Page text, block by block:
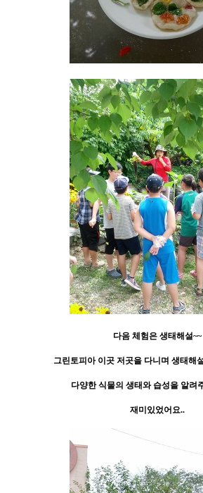
다음 체험은 생태해설~~
그린토피아 이곳 저곳을 다니며 생태해
다양한 식물의 생태와 습성을 알려
재미있었어요..